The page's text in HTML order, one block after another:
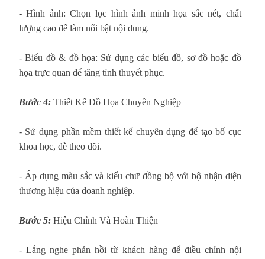
- Hình ảnh: Chọn lọc hình ảnh minh họa sắc nét, chất
lượng cao để làm nổi bật nội dung.
- Biểu đồ & đồ họa: Sử dụng các biểu đồ, sơ đồ hoặc đồ
họa trực quan để tăng tính thuyết phục.
Bước 4: Thiết Kế Đồ Họa Chuyên Nghiệp
- Sử dụng phần mềm thiết kế chuyên dụng để tạo bố cục
khoa học, dễ theo dõi.
- Áp dụng màu sắc và kiểu chữ đồng bộ với bộ nhận diện
thương hiệu của doanh nghiệp.
Bước 5:Hiệu Chỉnh Và Hoàn Thiện
- Lắng nghe phản hồi từ khách hàng để điều chỉnh nội